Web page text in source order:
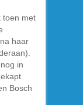
toen met
haar
in
Bosch